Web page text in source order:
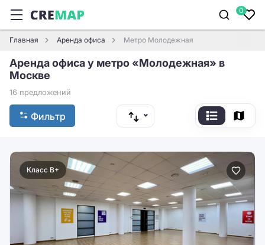
0
Главная Аренда офиса Метро Молодежная
Аренда офиса у метро «Молодежная» в
Москве
16 предложений
Фильтр
Класс B+